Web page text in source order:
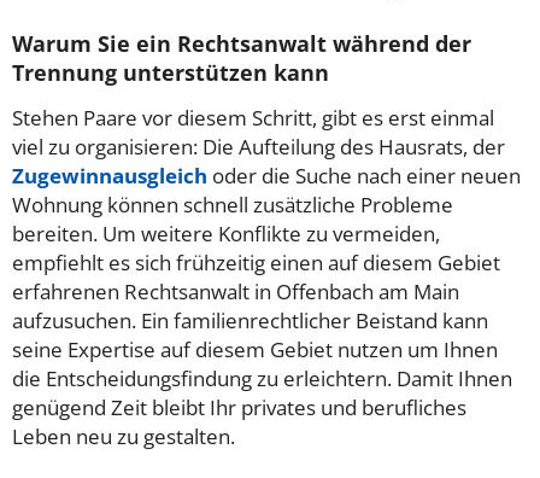
Warum Sie ein Rechtsanwalt während der
Trennung unterstützen kann
Stehen Paare vor diesem Schritt, gibt es erst einmal
viel zu organisieren: Die Aufteilung des Hausrats, der
Zugewinnausgleich oder die Suche nach einer neuen
Wohnung können schnell zusätzliche Probleme
bereiten. Um weitere Konflikte zu vermeiden,
empfiehlt es sich frühzeitig einen auf diesem Gebiet
erfahrenen Rechtsanwalt in Offenbach am Main
aufzusuchen. Ein familienrechtlicher Beistand kann
seine Expertise auf diesem Gebiet nutzen um Ihnen
die Entscheidungsfindung zu erleichtern. Damit Ihnen
genügend Zeit bleibt Ihr privates und berufliches
Leben neu zu gestalten.